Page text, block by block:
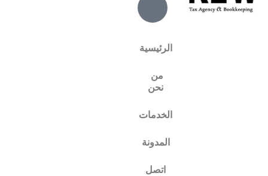
الرئيسية
من
نحن
الخدمات
المدونة
اتصل